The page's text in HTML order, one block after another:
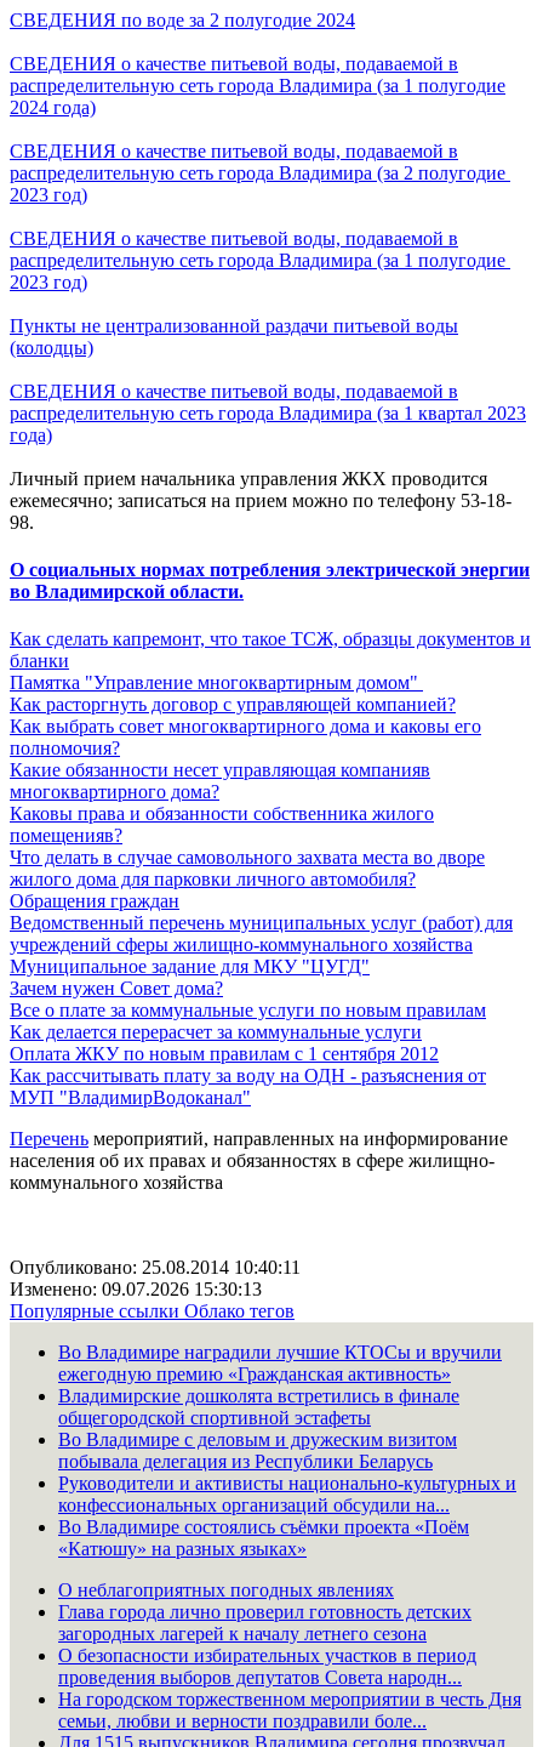
СВЕДЕНИЯ по воде за 2 полугодие 2024
СВЕДЕНИЯ о качестве питьевой воды, подаваемой в
распределительную сеть города Владимира (за 1 полугодие
2024 года)
СВЕДЕНИЯ о качестве питьевой воды, подаваемой в
распределительную сеть города Владимира (за 2 полугодие
2023 год)
СВЕДЕНИЯ о качестве питьевой воды, подаваемой в
распределительную сеть города Владимира (за 1 полугодие
2023 год)
Пункты не централизованной раздачи питьевой воды
(колодцы)
СВЕДЕНИЯ о качестве питьевой воды, подаваемой в
распределительную сеть города Владимира (за 1 квартал 2023
года)
Личный прием начальника управления ЖКХ проводится
ежемесячно; записаться на прием можно по телефону 53-18-
98.
О социальных нормах потребления электрической энергии
во Владимирской области.
Как сделать капремонт, что такое ТСЖ, образцы документов и
бланки
Памятка "Управление многоквартирным домом"
Как расторгнуть договор с управляющей компанией?
Как выбрать совет многоквартирного дома и каковы его
полномочия?
Какие обязанности несет управляющая компанияв
многоквартирного дома?
Каковы права и обязанности собственника жилого
помещенияв?
Что делать в случае самовольного захвата места во дворе
жилого дома для парковки личного автомобиля?
Обращения граждан
Ведомственный перечень муниципальных услуг (работ) для
учреждений сферы жилищно-коммунального хозяйства
Муниципальное задание для МКУ "ЦУГД"
Зачем нужен Совет дома?
Все о плате за коммунальные услуги по новым правилам
Как делается перерасчет за коммунальные услуги
Оплата ЖКУ по новым правилам с 1 сентября 2012
Как рассчитывать плату за воду на ОДН - разъяснения от
МУП "ВладимирВодоканал"
Перечень мероприятий, направленных на информирование
населения об их правах и обязанностях в сфере жилищно-
коммунального хозяйства
Опубликовано: 25.08.2014 10:40:11
Изменено: 09.07.2026 15:30:13
Популярные ссылки Облако тегов
Во Владимире наградили лучшие КТОСы и вручили
ежегодную премию «Гражданская активность»
Владимирские дошколята встретились в финале
общегородской спортивной эстафеты
Во Владимире с деловым и дружеским визитом
побывала делегация из Республики Беларусь
Руководители и активисты национально-культурных и
конфессиональных организаций обсудили на...
Во Владимире состоялись съёмки проекта «Поём
«Катюшу» на разных языках»
О неблагоприятных погодных явлениях
Глава города лично проверил готовность детских
загородных лагерей к началу летнего сезона
О безопасности избирательных участков в период
проведения выборов депутатов Совета народн...
На городском торжественном мероприятии в честь Дня
семьи, любви и верности поздравили боле...